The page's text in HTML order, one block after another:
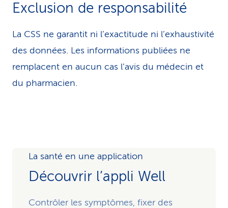
Exclusion de responsabilité
La CSS ne garantit ni l’exactitude ni l’exhaustivité
des données. Les infor­ma­tions publiées ne
remplacent en aucun cas l’avis du médecin et
du pharmacien.
La santé en une application
Découvrir l’appli Well
Contrôler les symptômes, fixer des